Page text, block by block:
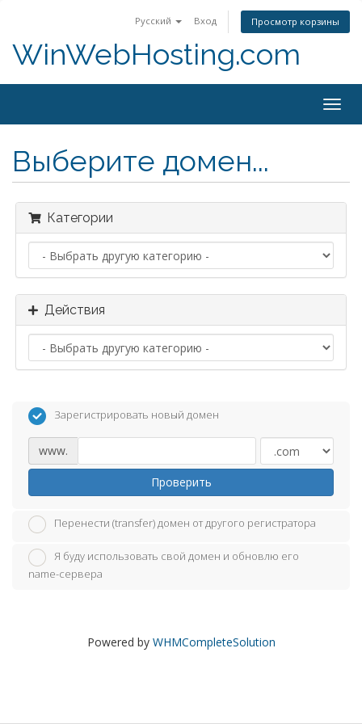
Русский Вход Просмотр корзины
WinWebHosting.com
Выберите домен...
Категории
Действия
Зарегистрировать новый домен
www.
Проверить
Перенести (transfer) домен от другого регистратора
Я буду использовать свой домен и обновлю его
name-сервера
Powered by WHMCompleteSolution